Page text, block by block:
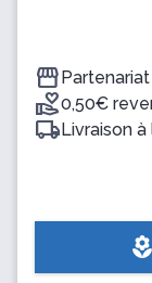
0,50€
Livraison à
local_florist